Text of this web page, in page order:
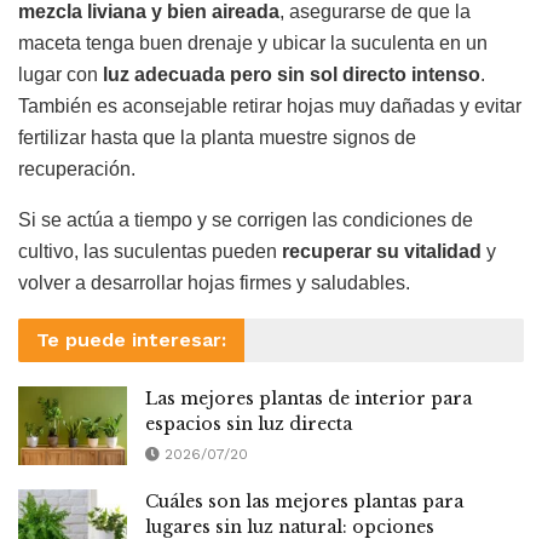
mezcla liviana y bien aireada, asegurarse de que la
maceta tenga buen drenaje y ubicar la suculenta en un
lugar con luz adecuada pero sin sol directo intenso.
También es aconsejable retirar hojas muy dañadas y evitar
fertilizar hasta que la planta muestre signos de
recuperación.
Si se actúa a tiempo y se corrigen las condiciones de
cultivo, las suculentas pueden recuperar su vitalidad y
volver a desarrollar hojas firmes y saludables.
Te puede interesar:
Las mejores plantas de interior para
espacios sin luz directa
2026/07/20
Cuáles son las mejores plantas para
lugares sin luz natural: opciones